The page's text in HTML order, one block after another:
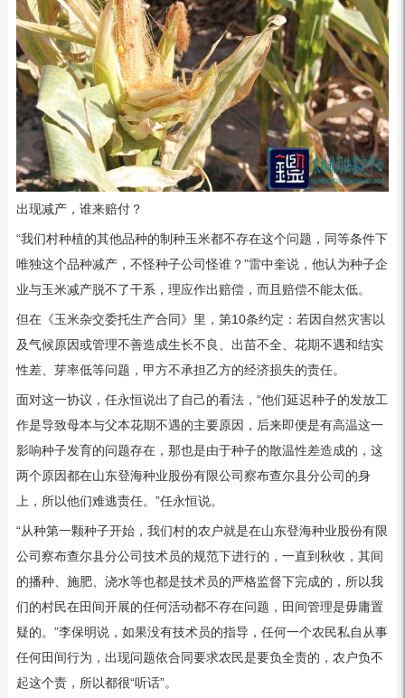
出现减产，谁来赔付？
“我们村种植的其他品种的制种玉米都不存在这个问题，同等条件下
唯独这个品种减产，不怪种子公司怪谁？”雷中奎说，他认为种子企
业与玉米减产脱不了干系，理应作出赔偿，而且赔偿不能太低。
但在《玉米杂交委托生产合同》里，第10条约定：若因自然灾害以
及气候原因或管理不善造成生长不良、出苗不全、花期不遇和结实
性差、芽率低等问题，甲方不承担乙方的经济损失的责任。
面对这一协议，任永恒说出了自己的看法，“他们延迟种子的发放工
作是导致母本与父本花期不遇的主要原因，后来即便是有高温这一
影响种子发育的问题存在，那也是由于种子的散温性差造成的，这
两个原因都在山东登海种业股份有限公司察布查尔县分公司的身
上，所以他们难逃责任。”任永恒说。
“从种第一颗种子开始，我们村的农户就是在山东登海种业股份有限
公司察布查尔县分公司技术员的规范下进行的，一直到秋收，其间
的播种、施肥、浇水等也都是技术员的严格监督下完成的，所以我
们的村民在田间开展的任何活动都不存在问题，田间管理是毋庸置
疑的。”李保明说，如果没有技术员的指导，任何一个农民私自从事
任何田间行为，出现问题依合同要求农民是要负全责的，农户负不
起这个责，所以都很“听话”。